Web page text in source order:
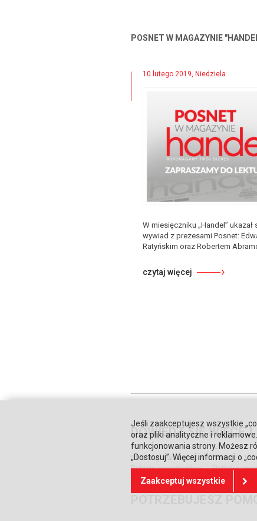
POSNET W MAGAZYNIE
10 lutego 2019, Niedziela
W miesięczniku „Handel” ukazał
wywiad z prezesami Posnet:
Ratyńskim oraz Robertem
czytaj więcej
DOWIEDZ SIĘ WIĘCEJ
Strona główna Zaufali nam
Relacje inwestorskie
Polityka
Jeśli zaakceptujesz wszystkie
oraz pliki analityczne i
funkcjonowania strony. Możesz
„Dostosuj”. Więcej informacji o
Zaakceptuj wszystkie